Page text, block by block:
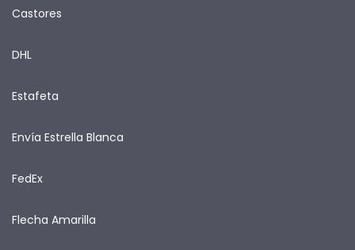
Castores
DHL
Estafeta
Envía Estrella Blanca
FedEx
Flecha Amarilla